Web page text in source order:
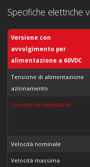
Specifiche elettriche
Versione con
avvolgimento per
alimentazione a 60VDC
Tensione di alimentazione
azionamento
Servodrive abbinabile
Velocità nominale
Velocità massima